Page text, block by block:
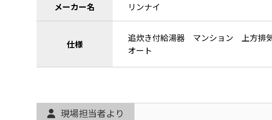
メーカー名 リンナイ
仕様
追炊き付給湯器 マンション 上方排
オート
現場担当者より